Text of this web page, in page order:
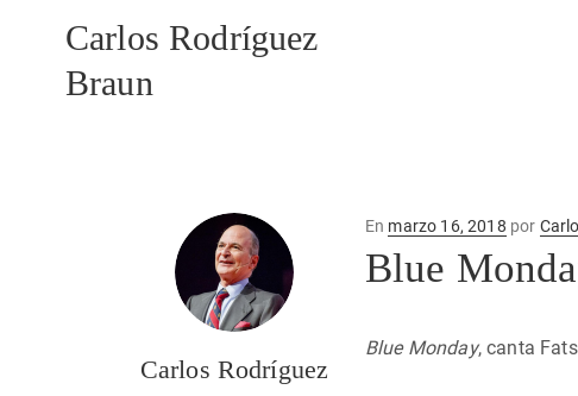
Carlos Rodríguez
Braun
Carlos Rodríguez
En Publicado
en
marzo 16, 2018 por
Blue
Blue Monday, canta